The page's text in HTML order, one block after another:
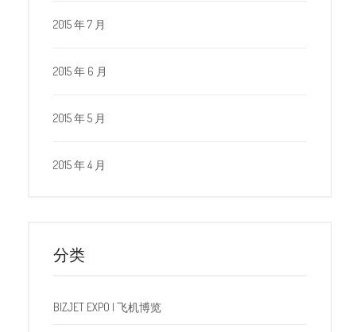
2015 年 7 月
2015 年 6 月
2015 年 5 月
2015 年 4 月
分类
BIZJET EXPO | 飞机博览